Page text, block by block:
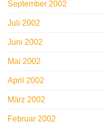
September 2002
Juli 2002
Juni 2002
Mai 2002
April 2002
März 2002
Februar 2002